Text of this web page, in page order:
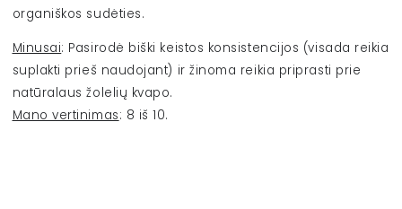
organiškos sudėties.
Minusai: Pasirodė biški keistos konsistencijos (visada reikia
suplakti prieš naudojant) ir žinoma reikia priprasti prie
natūralaus žolelių kvapo.
Mano vertinimas: 8 iš 10.